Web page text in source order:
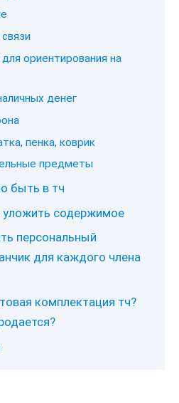
ориентирования на
денег
пенка, коврик
предметы
быть в тч
уложить содержимое
персональный
для каждого члена
комплектация тч?